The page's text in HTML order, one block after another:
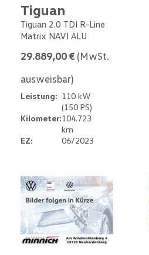
Tiguan
Tiguan 2.0 TDI R-Line
Matrix NAVI ALU
29.889,00 € (MwSt.
ausweisbar)
Leistung: 110 kW
(150 PS)
Kilometer:104.723
km
EZ:
06/2023